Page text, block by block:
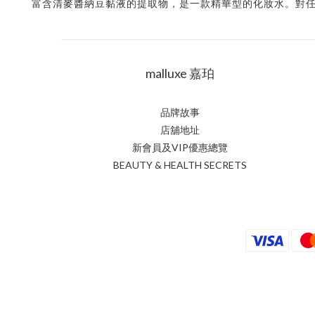
富含清麥醬納豆黏液的提取物，是一款精華型的化妝水。對
malluxe 嘉珀
品牌故事
店舖地址
新會員及VIP優惠總覽
BEAUTY & HEALTH SECRETS